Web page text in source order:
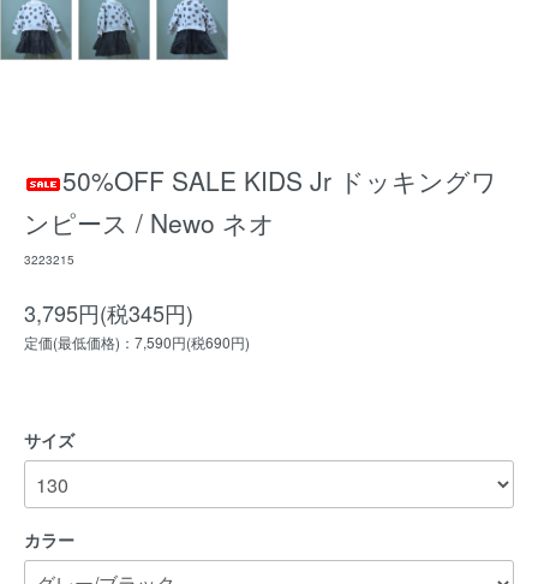
50%OFF SALE KIDS Jr ドッキングワ
ンピース / Newo ネオ
3223215
3,795円(税345円)
定価(最低価格)：7,590円(税690円)
サイズ
カラー